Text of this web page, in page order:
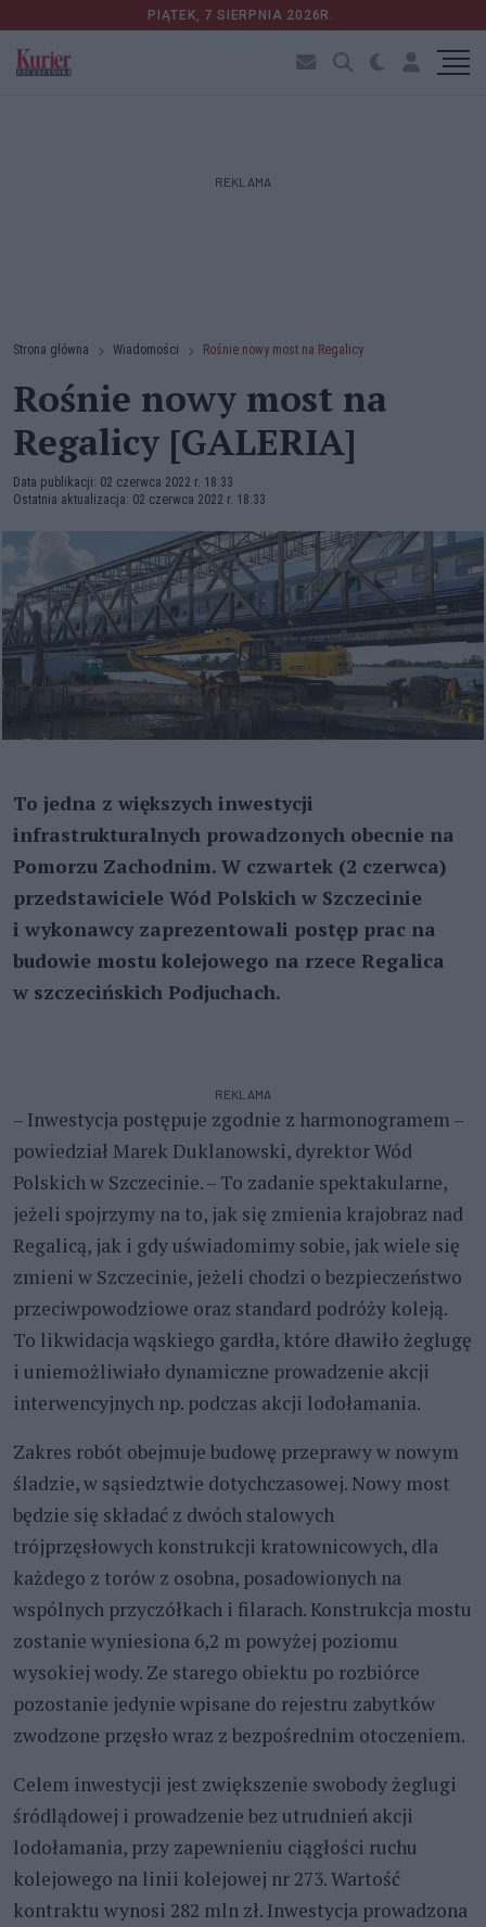
PIĄTEK, 7 SIERPNIA 2026R.
REKLAMA
Strona główna Wiadomości Rośnie nowy most na Regalicy
Rośnie nowy most na
Regalicy [GALERIA]
Data publikacji: 02 czerwca 2022 r. 18:33
Ostatnia aktualizacja: 02 czerwca 2022 r. 18:33
To jedna z większych inwestycji
infrastrukturalnych prowadzonych obecnie na
Pomorzu Zachodnim. W czwartek (2 czerwca)
przedstawiciele Wód Polskich w Szczecinie
i wykonawcy zaprezentowali postęp prac na
budowie mostu kolejowego na rzece Regalica
w szczecińskich Podjuchach.
REKLAMA
– Inwestycja postępuje zgodnie z harmonogramem –
powiedział Marek Duklanowski, dyrektor Wód
Polskich w Szczecinie. – To zadanie spektakularne,
jeżeli spojrzymy na to, jak się zmienia krajobraz nad
Regalicą, jak i gdy uświadomimy sobie, jak wiele się
zmieni w Szczecinie, jeżeli chodzi o bezpieczeństwo
przeciwpowodziowe oraz standard podróży koleją.
To likwidacja wąskiego gardła, które dławiło żeglugę
i uniemożliwiało dynamiczne prowadzenie akcji
interwencyjnych np. podczas akcji lodołamania.
Zakres robót obejmuje budowę przeprawy w nowym
śladzie, w sąsiedztwie dotychczasowej. Nowy most
będzie się składać z dwóch stalowych
trójprzęsłowych konstrukcji kratownicowych, dla
każdego z torów z osobna, posadowionych na
wspólnych przyczółkach i filarach. Konstrukcja mostu
zostanie wyniesiona 6,2 m powyżej poziomu
wysokiej wody. Ze starego obiektu po rozbiórce
pozostanie jedynie wpisane do rejestru zabytków
zwodzone przęsło wraz z bezpośrednim otoczeniem.
Celem inwestycji jest zwiększenie swobody żeglugi
śródlądowej i prowadzenie bez utrudnień akcji
lodołamania, przy zapewnieniu ciągłości ruchu
kolejowego na linii kolejowej nr 273. Wartość
kontraktu wynosi 282 mln zł. Inwestycja prowadzona